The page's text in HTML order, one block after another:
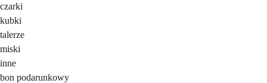
czarki
kubki
talerze
miski
inne
bon podarunkowy